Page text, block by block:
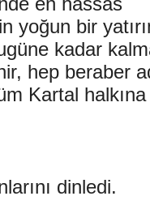
yoğun bir
kadar
hep beraber
Kartal
dinledi.